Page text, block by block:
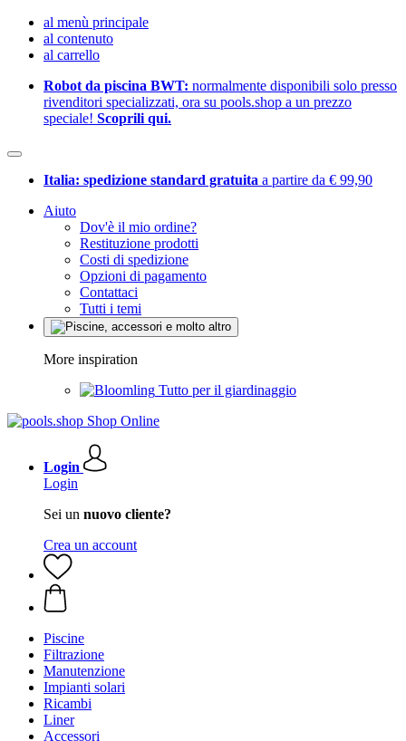
al menù principale
al contenuto
al carrello
Robot da piscina BWT: normalmente disponibili solo presso
rivenditori specializzati, ora su pools.shop a un prezzo
speciale! Scoprili qui.
Italia: spedizione standard gratuita a partire da € 99,90
Aiuto
Dov'è il mio ordine?
Restituzione prodotti
Costi di spedizione
Opzioni di pagamento
Contattaci
Tutti i temi
More inspiration
Tutto per il giardinaggio
Login
Login
Sei un nuovo cliente?
Crea un account
Piscine
Filtrazione
Manutenzione
Impianti solari
Ricambi
Liner
Accessori